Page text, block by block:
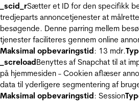
_scid_rSætter et ID for den specifikk
tredjeparts annoncetjenester at
besøgende. Denne parring mellem
tjenester faciliteres gennem online
Maksimal opbevaringstid: 13 mdr.
_screloadBenyttes af Snapchat til at
på hjemmesiden - Cookien aflæser
data til yderligere segmentering af
Maksimal opbevaringstid: Session